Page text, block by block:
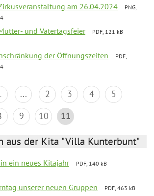
am 26.04.2024
PNG,
und Vatertagsfeier
PDF, 121 kB
der Öffnungszeiten
PDF,
... 2 3 4
5
9 10 11
aus der Kita "Villa Kunterbunt"
ein neues Kitajahr
PDF, 140 kB
unserer neuen Gruppen
PDF, 463 kB